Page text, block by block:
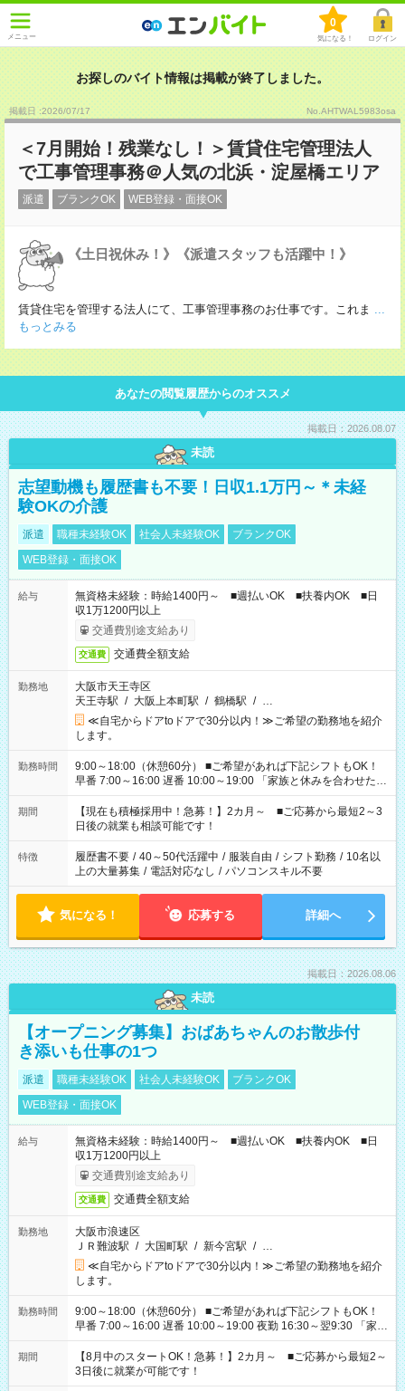
メニュー
0
気になる！ ログイン
お探しのバイト情報は掲載が終了しました。
掲載日 :2026/07/17 No.AHTWAL5983osa
＜7月開始！残業なし！＞賃貸住宅管理法人
で工事管理事務＠人気の北浜・淀屋橋エリア
派遣 ブランクOK WEB登録・面接OK
《土日祝休み！》《派遣スタッフも活躍中！》
賃貸住宅を管理する法人にて、工事管理事務のお仕事です。これま ...
もっとみる
あなたの閲覧履歴からのオススメ
掲載日：2026.08.07
未読
志望動機も履歴書も不要！日収1.1万円～＊未経
験OKの介護
派遣 職種未経験OK 社会人未経験OK
ブランクOK
WEB登録・面接OK
給与
無資格未経験：時給1400円～ ■週払いOK ■扶養内OK ■日
収1万1200円以上
交通費別途支給あり
交通費 交通費全額支給
勤務地
大阪市天王寺区
天王寺駅 / 大阪上本町駅 / 鶴橋駅 / …
≪自宅からドアtoドアで30分以内！≫ご希望の勤務地を紹介
します。
勤務時間
9:00～18:00（休憩60分） ■ご希望があれば下記シフトもOK！
早番 7:00～16:00 遅番 10:00～19:00 「家族と休みを合わせた
い」 「余裕を持って夕飯の準備がしたい」 「できれば残業はし
たくない」 など、ご希望を教えてくださいね。 ※Wワーク希望
の方へ 今ご覧のお仕事で希望する勤務時間と、もう1つのお仕事
の勤務時間。 合計で週40時間を超える場合は応募できません。
期間
【現在も積極採用中！急募！】2カ月～ ■ご応募から最短2～3
日後の就業も相談可能です！
特徴 履歴書不要 / 40～50代活躍中 / 服装自由 / シフト勤務 / 10名以
上の大量募集 / 電話対応なし / パソコンスキル不要
気になる！ 応募する 詳細へ
掲載日：2026.08.06
未読
【オープニング募集】おばあちゃんのお散歩付
き添いも仕事の1つ
派遣 職種未経験OK 社会人未経験OK
ブランクOK
WEB登録・面接OK
給与
無資格未経験：時給1400円～ ■週払いOK ■扶養内OK ■日
収1万1200円以上
交通費別途支給あり
交通費 交通費全額支給
勤務地
大阪市浪速区
ＪＲ難波駅 / 大国町駅 / 新今宮駅 / …
≪自宅からドアtoドアで30分以内！≫ご希望の勤務地を紹介
します。
勤務時間
9:00～18:00（休憩60分） ■ご希望があれば下記シフトもOK！
早番 7:00～16:00 遅番 10:00～19:00 夜勤 16:30～翌9:30 「家族
と休みを合わせたい」 「余裕を持って夕飯の準備がしたい」
「できれば残業はしたくない」 など、ご希望を教えてください
ね。 ※Wワーク希望の方へ 今ご覧のお仕事で希望する勤務時間
と、もう1つのお仕事の勤務時間。 合計で週40時間を超える場
期間
【8月中のスタートOK！急募！】2カ月～ ■ご応募から最短2～
3日後に就業が可能です！